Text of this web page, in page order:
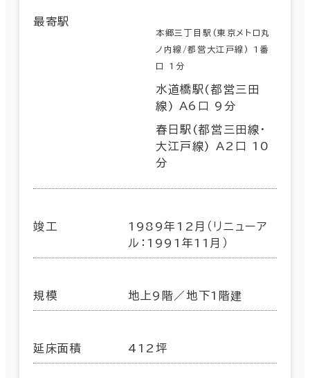
最寄駅
本郷三丁目駅(東京メトロ丸
ノ内線/都営大江戸線) 1番
口 1分
水道橋駅(都営三田
線) A6口 9分
春日駅(都営三田線･
大江戸線) A2口 10
分
竣工
1989年12月（リニューア
ル：1991年11月）
規模 地上9階／地下1階建
延床面積 412坪